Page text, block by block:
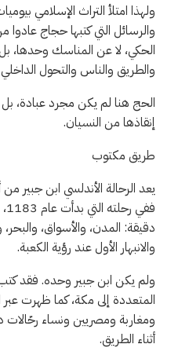
ولهذا امتلأ التراث الإسلامي
والرسائل التي كتبها حجاج
الحكي، لا عن المناسك وحدها،
والطريق والناس والتحول
الحج هنا لم يكن مجرد عبادة، بل
إنقاذها من النسيان.
طريق مكتوب
يعد الرحالة الأندلسي ابن جبير
دقيقة: المدن، والأسواق،
والانبهار الأول عند رؤية الكعبة.
ولم يكن ابن جبير وحده. فقد
المتعددة إلى مكة، كما ظهرت
ومغاربة ومصريين ونساء رحّالات
أثناء الطريق.